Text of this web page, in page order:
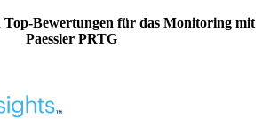
Top-Bewertungen für das Monitoring mit
Paessler PRTG